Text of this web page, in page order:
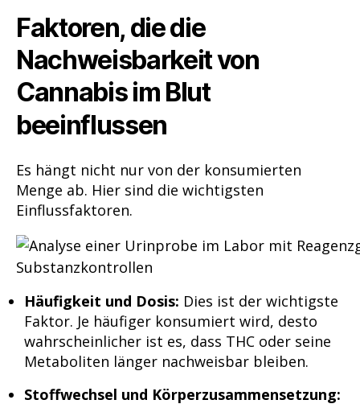
Faktoren, die die
Nachweisbarkeit von
Cannabis im Blut
beeinflussen
Es hängt nicht nur von der konsumierten
Menge ab. Hier sind die wichtigsten
Einflussfaktoren.
Häufigkeit und Dosis: Dies ist der wichtigste
Faktor. Je häufiger konsumiert wird, desto
wahrscheinlicher ist es, dass THC oder seine
Metaboliten länger nachweisbar bleiben.
Stoffwechsel und Körperzusammensetzung: